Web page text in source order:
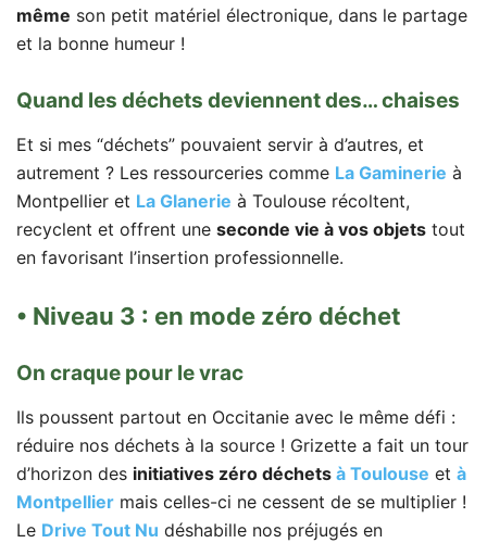
même son petit matériel électronique, dans le partage
et la bonne humeur !
Quand les déchets deviennent des… chaises
Et si mes “déchets” pouvaient servir à d’autres, et
autrement ? Les ressourceries comme La Gaminerie à
Montpellier et La Glanerie à Toulouse récoltent,
recyclent et offrent une seconde vie à vos objets tout
en favorisant l’insertion professionnelle.
• Niveau 3 : en mode zéro déchet
On craque pour le vrac
Ils poussent partout en Occitanie avec le même défi :
réduire nos déchets à la source ! Grizette a fait un tour
d’horizon des initiatives zéro déchets à Toulouse et à
Montpellier mais celles-ci ne cessent de se multiplier !
Le Drive Tout Nu déshabille nos préjugés en